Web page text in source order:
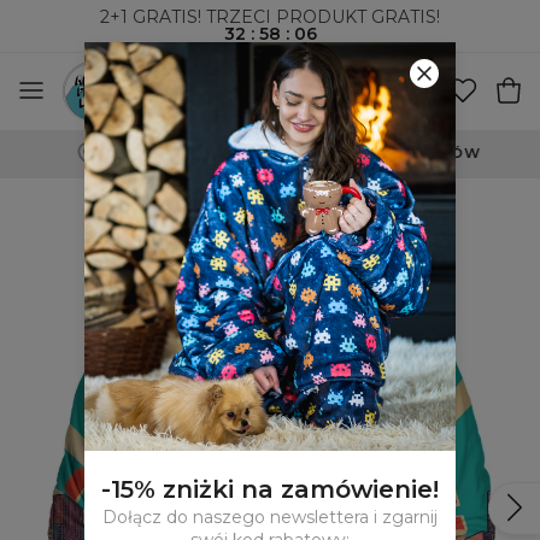
2+1 GRATIS! TRZECI PRODUKT GRATIS!
32 : 58 : 05
WYSYŁKA ZA POBRANIEM I DO PACZKOMATÓW
-15% zniżki na zamówienie!
Dołącz do naszego newslettera i zgarnij